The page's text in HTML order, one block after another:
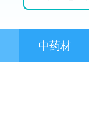
中药材